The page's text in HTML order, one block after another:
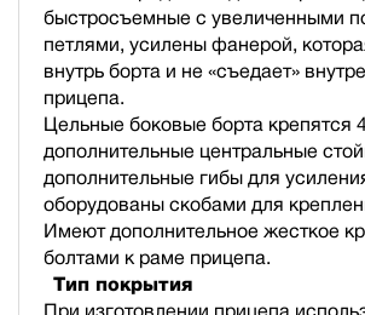
быстросъемные с увеличенными
петлями, усилены фанерой,
внутрь борта и не «съедает»
прицепа.
Цельные боковые борта крепятся
дополнительные центральные
дополнительные гибы для
оборудованы скобами для
Имеют дополнительное жесткое
болтами к раме прицепа.
Тип покрытия
При изготовлении прицепа